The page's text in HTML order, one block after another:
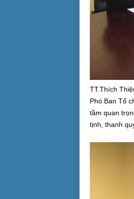
TT.Thích
Phó Ban Tổ
tầm quan
tịnh, thanh